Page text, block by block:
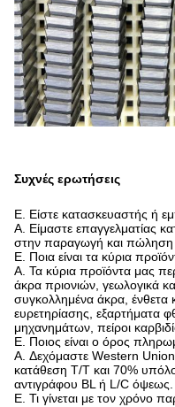
Συχνές ερωτήσεις
Ε. Είστε κατασκευαστής ή
A. Είμαστε επαγγελματίας
στην παραγωγή και πώληση
Ε. Ποια είναι τα κύρια
A. Τα κύρια προϊόντα μας
άκρα πριονιών, γεωλογικά
συγκολλημένα άκρα, ένθετα
ευρετηρίασης, εξαρτήματα
μηχανημάτων, πείροι
Ε. Ποιος είναι ο όρος
A. Δεχόμαστε Western
κατάθεση T/T και 70%
αντιγράφου BL ή L/C όψεως.
Ε. Τι γίνεται με τον χρόνο